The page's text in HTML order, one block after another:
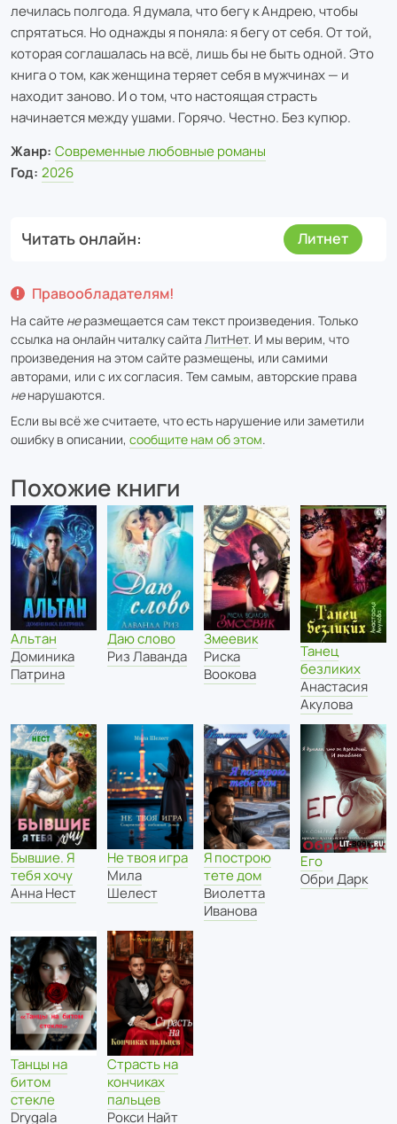
лечилась полгода. Я думала, что бегу к Андрею, чтобы
спрятаться. Но однажды я поняла: я бегу от себя. От той,
которая соглашалась на всё, лишь бы не быть одной. Это
книга о том, как женщина теряет себя в мужчинах — и
находит заново. И о том, что настоящая страсть
начинается между ушами. Горячо. Честно. Без купюр.
Жанр: Современные любовные романы
Год: 2026
Читать онлайн Литнет
Правообладателям!
На сайте неразмещается сам текст произведения. Только
ссылка на онлайн читалку сайта ЛитНет. И мы верим, что
произведения на этом сайте размещены, или самими
авторами, или с их согласия. Тем самым, авторские права
ненарушаются.
Если вы всё же считаете, что есть нарушение или заметили
ошибку в описании, сообщите нам об этом.
Похожие книги
Альтан
Доминика
Патрина
Даю слово
Риз Лаванда
Змеевик
Риска
Воокова
Танец
безликих
Анастасия
Акулова
Бывшие. Я
тебя хочу
Анна Нест
Не твоя игра
Мила
Шелест
Я построю
тете дом
Виолетта
Иванова
Его
Обри Дарк
Танцы на
битом
стекле
Drygala
Страсть на
кончиках
пальцев
Рокси Найт